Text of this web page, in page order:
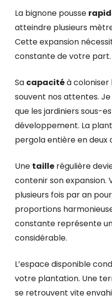
La bignone pousse
atteindre plusieurs
Cette expansion
constante de votre part.
Sa capacitéà coloniser
souvent nos attentes.
que les jardiniers sous-
développement. La
pergola entière en deux
Une taille régulière
contenir son expansion.
plusieurs fois par an
proportions
constante représente
considérable.
L’espace disponible
votre plantation. Une
se retrouvent vite